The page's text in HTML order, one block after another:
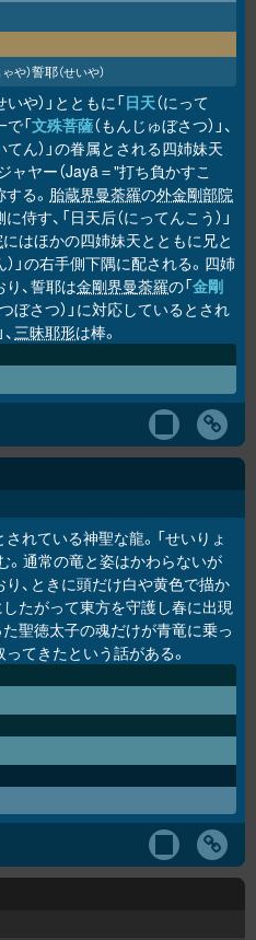
ゃや）誓耶（せいや）
いや）」とともに「日天（にって
「文殊菩薩（もんじゅぼさつ）」、
てん）」の眷属とされる四姉妹天
ャヤー（Jayā＝"打ち負かすこ
る。 胎蔵界曼荼羅の外金剛部院
侍す、「日天后（にってんこう）」
にはほかの四姉妹天とともに兄と
）」の右手側下隅に配される。四姉
、誓耶は金剛界曼荼羅の「金剛
ぼさつ）」に対応しているとされ
」、三昧耶形は棒。
れている神聖な龍。「せいりょ
む。通常の竜と姿はかわらないが
、ときに頭だけ白や黄色で描か
たがって東方を守護し春に出現
聖徳太子の魂だけが青竜に乗っ
てきたという話がある。